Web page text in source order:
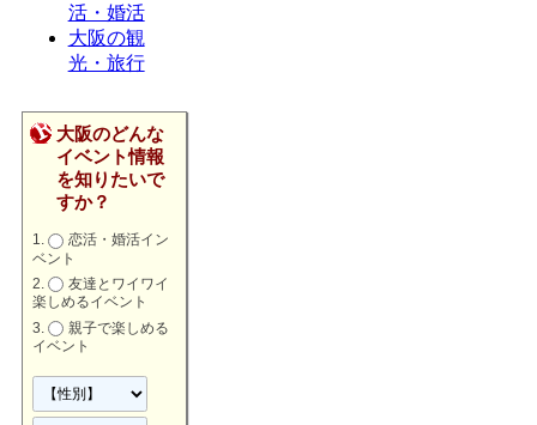
活・婚活
大阪の観
光・旅行
大阪のどんな
イベント情報
を知りたいで
すか？
恋活・婚活イン
ベント
友達とワイワイ
楽しめるイベント
親子で楽しめる
イベント